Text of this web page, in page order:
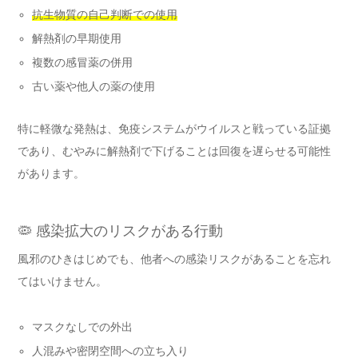
抗生物質の自己判断での使用
解熱剤の早期使用
複数の感冒薬の併用
古い薬や他人の薬の使用
特に軽微な発熱は、免疫システムがウイルスと戦っている証拠
であり、むやみに解熱剤で下げることは回復を遅らせる可能性
があります。
🦠 感染拡大のリスクがある行動
風邪のひきはじめでも、他者への感染リスクがあることを忘れ
てはいけません。
マスクなしでの外出
人混みや密閉空間への立ち入り